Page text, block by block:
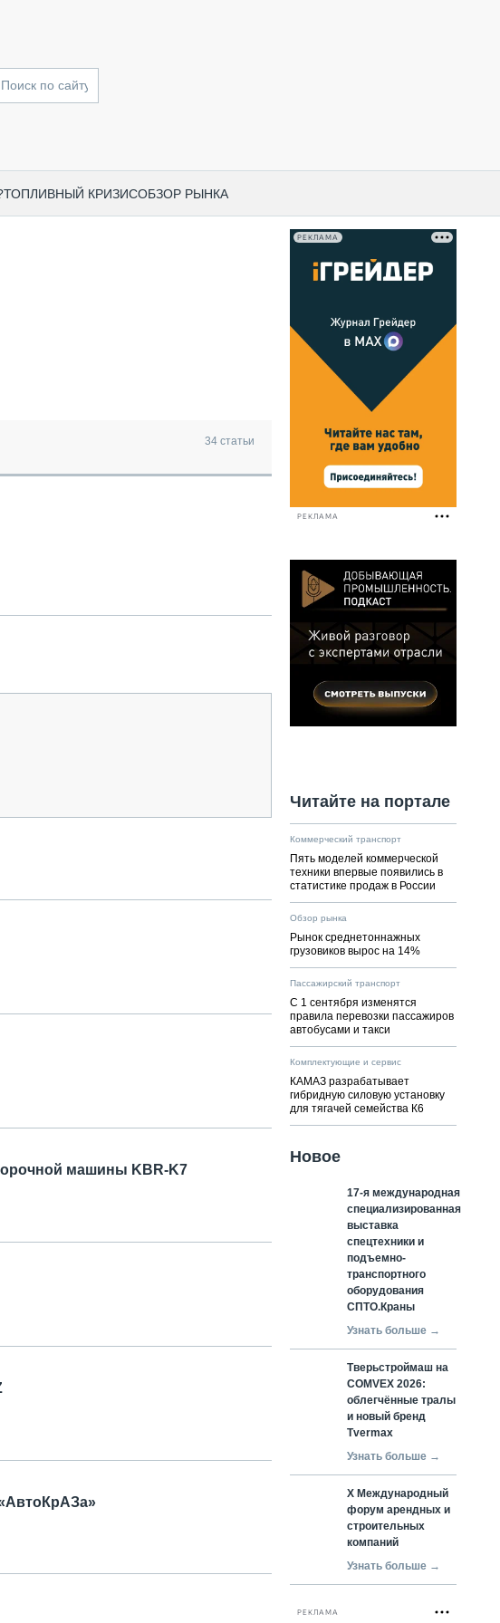
ТОПЛИВНЫЙ КРИЗИСОБЗОР РЫНКА
ПАССАЖИРСКИЙ ТРАНСПОРТ
34 статьи
машины KBR-K7
РЕКЛАМА
РЕКЛАМА
Читайте на портале
Коммерческий транспорт
Пять моделей коммерческой
техники впервые появились в
статистике продаж в России
Обзор рынка
Рынок среднетоннажных
грузовиков вырос на 14%
Пассажирский транспорт
С 1 сентября изменятся
правила перевозки пассажиров
автобусами и такси
Комплектующие и сервис
КАМАЗ разрабатывает
гибридную силовую установку
для тягачей семейства К6
Новое
17-я международная
специализированная
выставка
спецтехники и
подъемно-
транспортного
оборудования
СПТО.Краны
Узнать больше →
Тверьстроймаш на
COMVEX 2026:
облегчённые тралы
и новый бренд
Tvermax
Узнать больше →
X Международный
форум арендных и
строительных
компаний
Узнать больше →
РЕКЛАМА